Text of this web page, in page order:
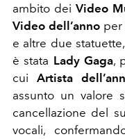
ambito deiVideo
Video dell’annoper
e altre due
è stata Lady Gaga,
cui Artista
assunto un valore
cancellazione del
vocali,